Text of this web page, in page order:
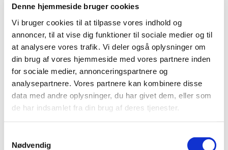
Denne hjemmeside bruger cookies
Vi bruger cookies til at tilpasse vores indhold og
annoncer, til at vise dig funktioner til sociale medier og til
at analysere vores trafik. Vi deler også oplysninger om
din brug af vores hjemmeside med vores partnere inden
for sociale medier, annonceringspartnere og
analysepartnere. Vores partnere kan kombinere disse
data med andre oplysninger, du har givet dem, eller som
de har indsamlet fra din brug af deres tjenester.
Nødvendig
friland og i væksthus
Bemærk kravene til beskyttelse ved udsprøjtning og
efterfølgende ved håndtering af planterne.
Det har ikke været muligt at få en godkendelse til udvanding i
væksthus.
Brugsanvisning